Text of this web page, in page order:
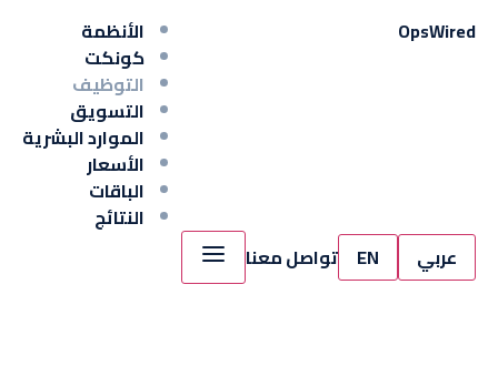
OpsWired
الأنظمة
كونكت
التوظيف
التسويق
الموارد البشرية
الأسعار
الباقات
النتائج
عربي
EN تواصل معنا